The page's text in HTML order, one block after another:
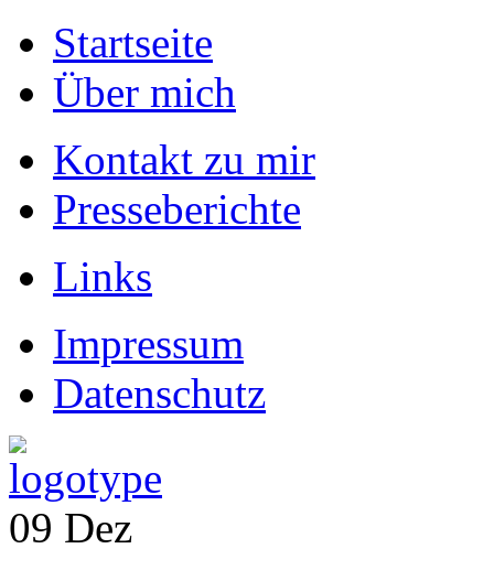
Startseite
Über mich
Kontakt zu mir
Presseberichte
Links
Impressum
Datenschutz
09 Dez